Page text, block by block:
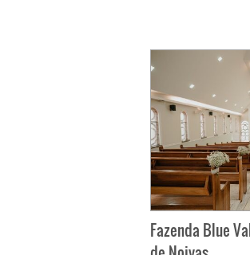
Fazenda Blue